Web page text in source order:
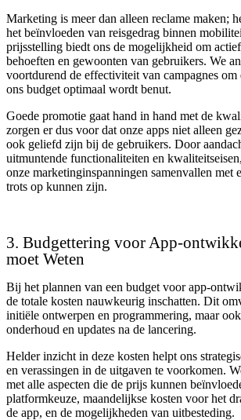
Marketing is meer dan alleen reclame maken;
het beïnvloeden van reisgedrag binnen
prijsstelling biedt ons de mogelijkheid om
behoeften en gewoonten van gebruikers. We
voortdurend de effectiviteit van campagnes om
ons budget optimaal wordt benut.
Goede promotie gaat hand in hand met de
zorgen er dus voor dat onze apps niet alleen
ook geliefd zijn bij de gebruikers. Door
uitmuntende functionaliteiten en
onze marketinginspanningen samenvallen met
trots op kunnen zijn.
3. Budgettering voor App-
moet Weten
Bij het plannen van een budget voor app-
de totale kosten nauwkeurig inschatten. Dit
initiële ontwerpen en programmering, maar
onderhoud en updates na de lancering.
Helder inzicht in deze kosten helpt ons
en verassingen in de uitgaven te voorkomen.
met alle aspecten die de prijs kunnen
platformkeuze, maandelijkse kosten voor het
de app, en de mogelijkheden van uitbesteding.